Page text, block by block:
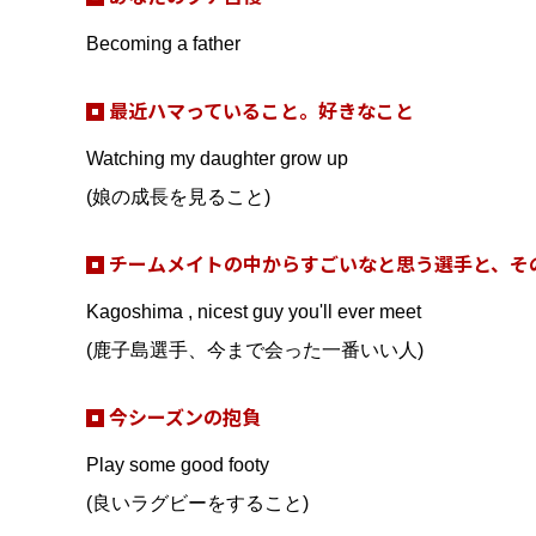
Becoming a father
最近ハマっていること。好きなこと
Watching my daughter grow up
(娘の成長を見ること)
チームメイトの中からすごいなと思う選手と、
Kagoshima , nicest guy you'll ever meet
(鹿子島選手、今まで会った一番いい人)
今シーズンの抱負
Play some good footy
(良いラグビーをすること)